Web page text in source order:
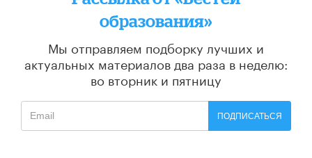
образования»
Мы отправляем подборку лучших и
актуальных материалов два раза в неделю:
во вторник и пятницу
ПОДПИСАТЬСЯ